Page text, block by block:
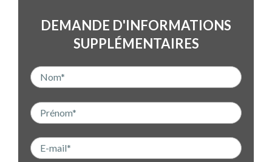
DEMANDE D'INFORMATIONS
SUPPLÉMENTAIRES